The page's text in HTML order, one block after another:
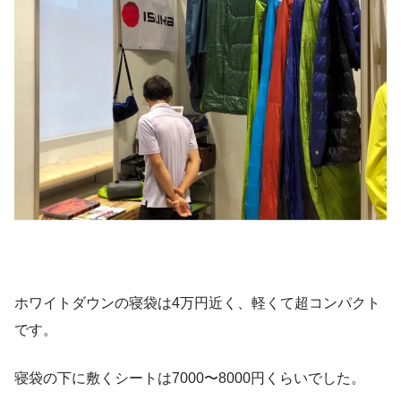
ホワイトダウンの寝袋は4万円近く、軽くて超コンパクト
です。
寝袋の下に敷くシートは7000〜8000円くらいでした。